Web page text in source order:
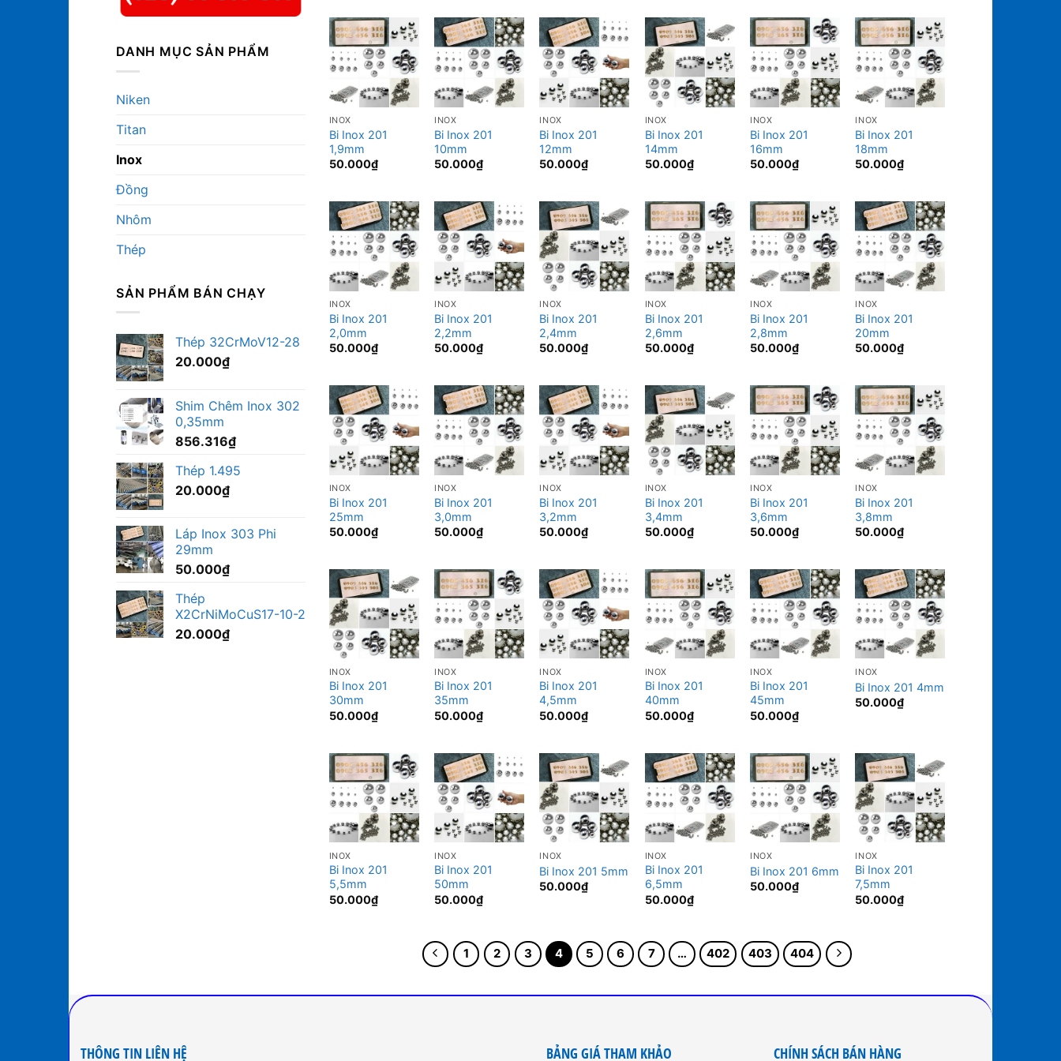
DANH MỤC SẢN PHẨM
Niken
Titan
Inox
Đồng
Nhôm
Thép
SẢN PHẨM BÁN CHẠY
Thép 32CrMoV12-28
20.000₫
Shim Chêm Inox 302
0,35mm
856.316₫
Thép 1.495
20.000₫
Láp Inox 303 Phi
29mm
50.000₫
Thép
X2CrNiMoCuS17-10-2
20.000₫
INOX
Bi Inox 201
1,9mm
50.000₫
INOX
Bi Inox 201
10mm
50.000₫
INOX
Bi Inox 201
12mm
50.000₫
INOX
Bi Inox 201
14mm
50.000₫
INOX
Bi Inox 201
16mm
50.000₫
INOX
Bi Inox 201
18mm
50.000₫
INOX
Bi Inox 201
2,0mm
50.000₫
INOX
Bi Inox 201
2,2mm
50.000₫
INOX
Bi Inox 201
2,4mm
50.000₫
INOX
Bi Inox 201
2,6mm
50.000₫
INOX
Bi Inox 201
2,8mm
50.000₫
INOX
Bi Inox 201
20mm
50.000₫
INOX
Bi Inox 201
25mm
50.000₫
INOX
Bi Inox 201
3,0mm
50.000₫
INOX
Bi Inox 201
3,2mm
50.000₫
INOX
Bi Inox 201
3,4mm
50.000₫
INOX
Bi Inox 201
3,6mm
50.000₫
INOX
Bi Inox 201
3,8mm
50.000₫
INOX
Bi Inox 201
30mm
50.000₫
INOX
Bi Inox 201
35mm
50.000₫
INOX
Bi Inox 201
4,5mm
50.000₫
INOX
Bi Inox 201
40mm
50.000₫
INOX
Bi Inox 201
45mm
50.000₫
INOX
Bi Inox 201 4mm
50.000₫
INOX
Bi Inox 201
5,5mm
50.000₫
INOX
Bi Inox 201
50mm
50.000₫
INOX
Bi Inox 201 5mm
50.000₫
INOX
Bi Inox 201
6,5mm
50.000₫
INOX
Bi Inox 201 6mm
50.000₫
INOX
Bi Inox 201
7,5mm
50.000₫
1 2 3 4 5 6 7 … 402 403 404
THÔNG TIN LIÊN HỆ BẢNG GIÁ THAM KHẢO CHÍNH SÁCH BÁN HÀNG